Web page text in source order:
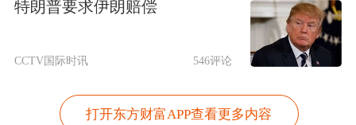
特朗普要求伊朗赔偿
CCTV国际时讯 546评论
打开东方财富APP查看更多内容